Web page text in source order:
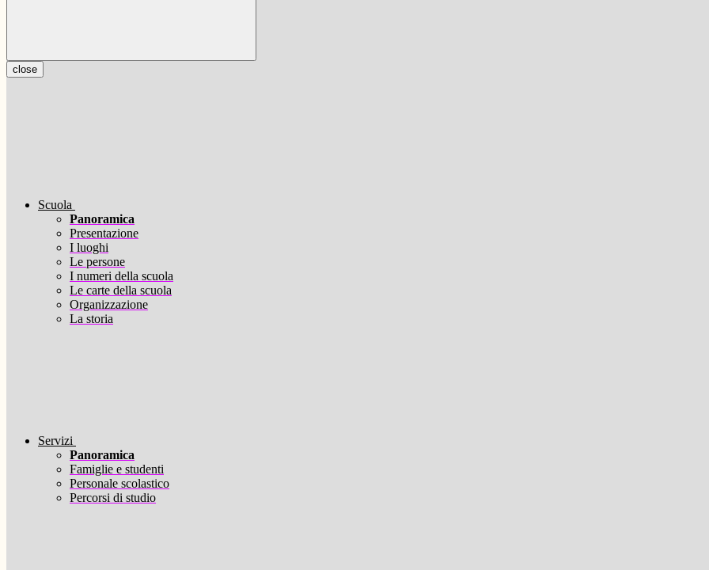
close
Scuola
Panoramica
Presentazione
I luoghi
Le persone
I numeri della scuola
Le carte della scuola
Organizzazione
La storia
Servizi
Panoramica
Famiglie e studenti
Personale scolastico
Percorsi di studio